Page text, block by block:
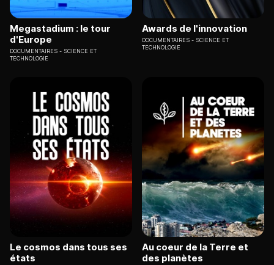
Megastadium : le tour
d'Europe
DOCUMENTAIRES
SCIENCE ET
TECHNOLOGIE
Awards de l'innovation
DOCUMENTAIRES
SCIENCE ET
TECHNOLOGIE
Le cosmos dans tous ses
états
Au coeur de la Terre et
des planètes